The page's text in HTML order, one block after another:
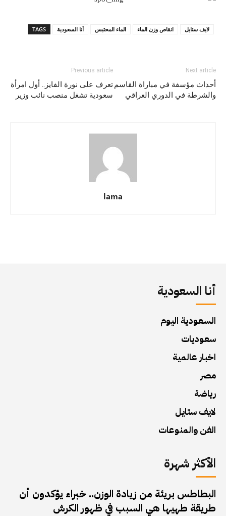
TAGS أنا السعودية الماء المحتبس انقاص وزن الماء لايف ستايل
Previous article
تعرف على نورة الفايز.. أول امرأة
سعودية تشغل منصب نائب وزير
Next article
أحداث مؤسفة في مباراة القاسم
والشرطة في الدوري العراقي
lama
أنا السعودية
السعودية اليوم
سعوديات
اخبار عالمية
مصر
رياضة
لايف ستايل
الفن والمنوعات
الأكثر شهرة
البطاطس بريئة من زيادة الوزن.. خبراء يؤكدون أن
طريقة طهيها هي السبب في ظهور الكرش